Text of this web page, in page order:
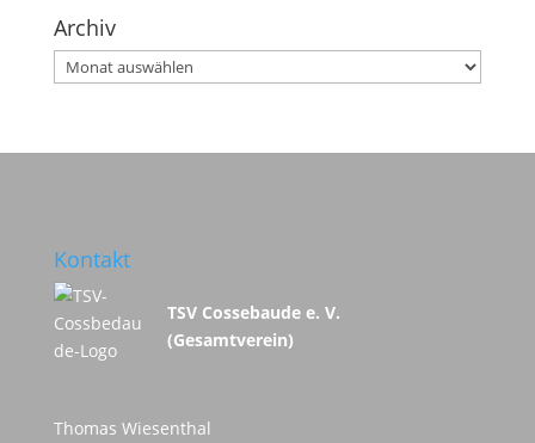
Archiv
Archiv
Kontakt
TSV Cossebaude e. V.
(Gesamtverein)
Thomas Wiesenthal